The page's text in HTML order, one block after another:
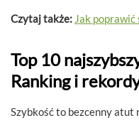
Czytaj także: Jak poprawić
Top 10
Ranking i
Szybkość to bezcenny atut